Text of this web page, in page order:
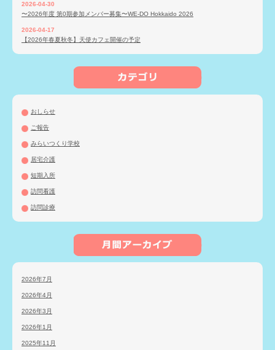
2026-04-30
〜2026年度 第0期参加メンバー募集〜WE-DO Hokkaido 2026
2026-04-17
【2026年春夏秋冬】天使カフェ開催の予定
おしらせ
ご報告
みらいつくり学校
居宅介護
短期入所
訪問看護
訪問診療
2026年7月
2026年4月
2026年3月
2026年1月
2025年11月